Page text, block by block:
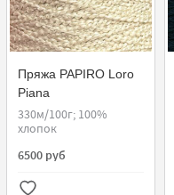
Пряжа PAPIRO Loro
Piana
330м/100г; 100%
хлопок
6500 руб